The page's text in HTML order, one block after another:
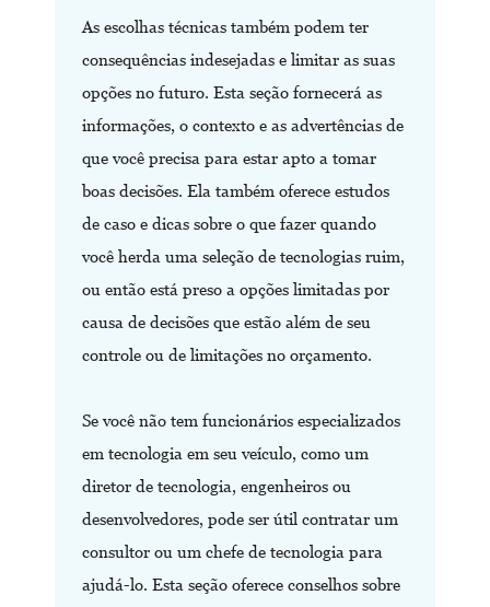
As escolhas técnicas também podem ter
consequências indesejadas e limitar as suas
opções no futuro. Esta seção fornecerá as
informações, o contexto e as advertências de
que você precisa para estar apto a tomar
boas decisões. Ela também oferece estudos
de caso e dicas sobre o que fazer quando
você herda uma seleção de tecnologias ruim,
ou então está preso a opções limitadas por
causa de decisões que estão além de seu
controle ou de limitações no orçamento.
Se você não tem funcionários especializados
em tecnologia em seu veículo, como um
diretor de tecnologia, engenheiros ou
desenvolvedores, pode ser útil contratar um
consultor ou um chefe de tecnologia para
ajudá-lo. Esta seção oferece conselhos sobre